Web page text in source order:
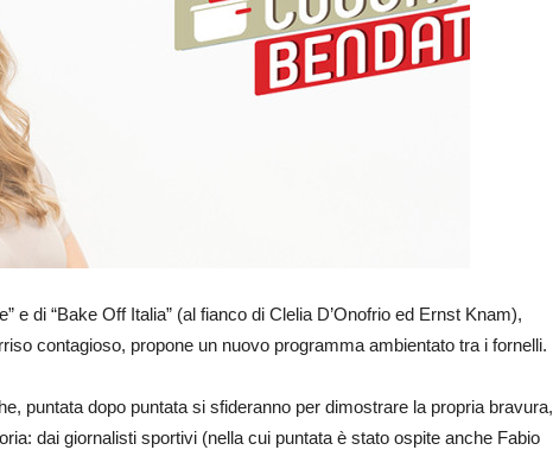
e di “Bake Off Italia” (al fianco di Clelia D’Onofrio ed Ernst Knam),
contagioso, propone un nuovo programma ambientato tra i fornelli.
puntata dopo puntata si sfideranno per dimostrare la propria bravura,
dai giornalisti sportivi (nella cui puntata è stato ospite anche Fabio